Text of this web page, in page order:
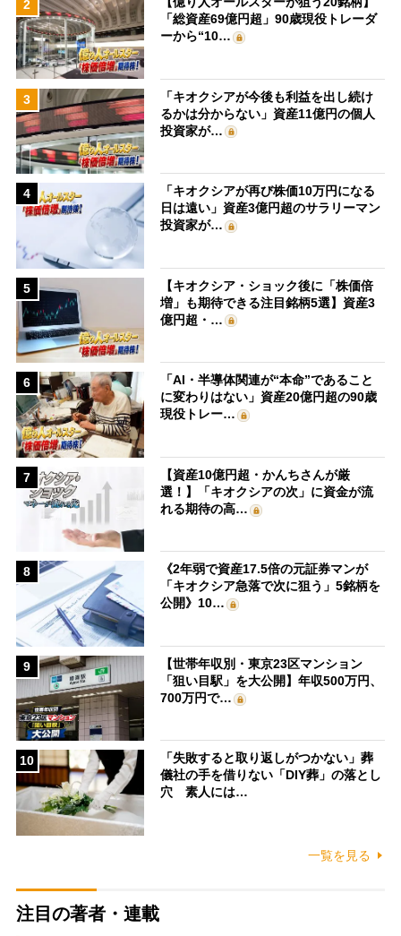
2
「総資産69億円超」90歳現役トレーダ
ーから“10…
3
「キオクシアが今後も利益を出し続け
るかは分からない」資産11億円の個人
投資家が…
4
「キオクシアが再び株価10万円になる
日は遠い」資産3億円超のサラリーマン
投資家が…
5
【キオクシア・ショック後に「株価倍
増」も期待できる注目銘柄5選】資産3
億円超・…
6
「AI・半導体関連が“本命”であること
に変わりはない」資産20億円超の90歳
現役トレー…
7
【資産10億円超・かんちさんが厳
選！】「キオクシアの次」に資金が流
れる期待の高…
8
《2年弱で資産17.5倍の元証券マンが
「キオクシア急落で次に狙う」5銘柄を
公開》10…
9
【世帯年収別・東京23区マンション
「狙い目駅」を大公開】年収500万円、
700万円で…
10
「失敗すると取り返しがつかない」葬
儀社の手を借りない「DIY葬」の落とし
穴 素人には…
一覧を見る
注目の著者・連載